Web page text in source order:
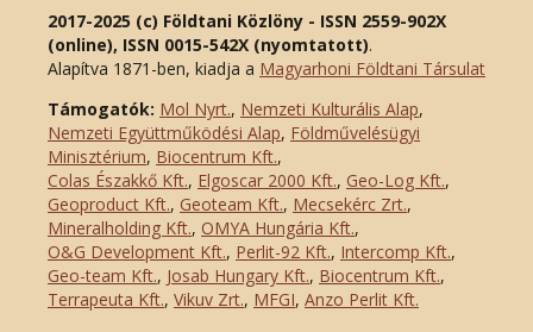
2017-2025 (c) Földtani Közlöny - ISSN 2559-902X
(online), ISSN 0015-542X (nyomtatott).
Alapítva 1871-ben, kiadja a Magyarhoni Földtani Társulat
Támogatók: Mol Nyrt., Nemzeti Kulturális Alap,
Nemzeti Együttműködési Alap, Földművelésügyi
Minisztérium, Biocentrum Kft.,
Colas Északkő Kft., Elgoscar 2000 Kft., Geo-Log Kft.,
Geoproduct Kft., Geoteam Kft., Mecsekérc Zrt.,
Mineralholding Kft., OMYA Hungária Kft.,
O&G Development Kft., Perlit-92 Kft., Intercomp Kft.,
Geo-team Kft., Josab Hungary Kft., Biocentrum Kft.,
Terrapeuta Kft., Vikuv Zrt., MFGI, Anzo Perlit Kft.